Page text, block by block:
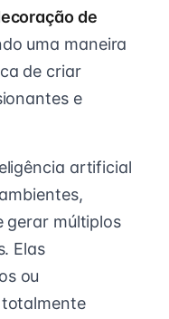
de
uma maneira
de criar
e
artificial
gerar múltiplos
Elas
ou